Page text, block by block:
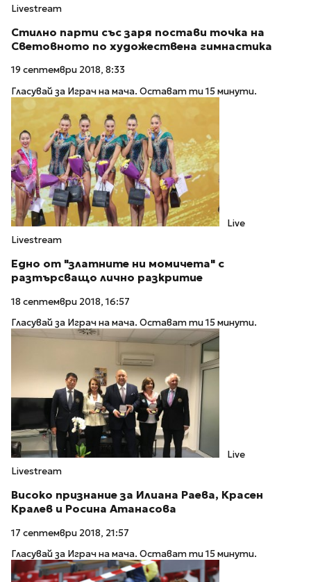
Livestream
Стилно парти със заря постави точка на
Световното по художествена гимнастика
19 септември 2018, 8:33
Гласувай за Играч на мача. Остават ти 15 минути.
Live
Livestream
Едно от "златните ни момичета" с
разтърсващо лично разкритие
18 септември 2018, 16:57
Гласувай за Играч на мача. Остават ти 15 минути.
Live
Livestream
Високо признание за Илиана Раева, Красен
Кралев и Росина Атанасова
17 септември 2018, 21:57
Гласувай за Играч на мача. Остават ти 15 минути.